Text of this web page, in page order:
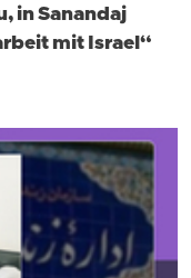
in Sanandaj
mit Israel“